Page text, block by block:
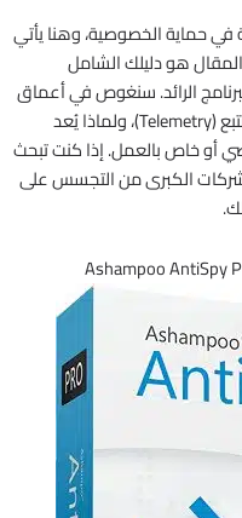
في حماية الخصوصية، وهنا يأتي
هو دليلك الشامل
الرائد. سنغوص في أعماق
ميزاته، وكيف يعمل على إيقاف عمليات التتبع (Telemetry)، ولماذا يُعد
أو خاص بالعمل. إذا كنت تبحث
الكبرى من التجسس على